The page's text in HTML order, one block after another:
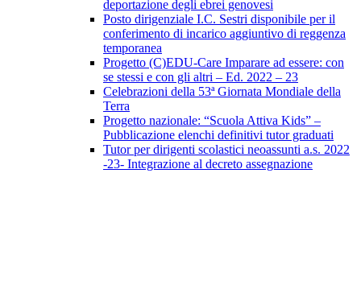
deportazione degli ebrei genovesi
Posto dirigenziale I.C. Sestri disponibile per il
conferimento di incarico aggiuntivo di reggenza
temporanea
Progetto (C)EDU-Care Imparare ad essere: con
se stessi e con gli altri – Ed. 2022 – 23
Celebrazioni della 53ª Giornata Mondiale della
Terra
Progetto nazionale: “Scuola Attiva Kids” –
Pubblicazione elenchi definitivi tutor graduati
Tutor per dirigenti scolastici neoassunti a.s. 2022
-23- Integrazione al decreto assegnazione